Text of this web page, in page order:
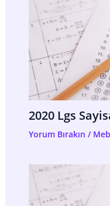
2020 Lgs
Yorum Bırakın / Meb